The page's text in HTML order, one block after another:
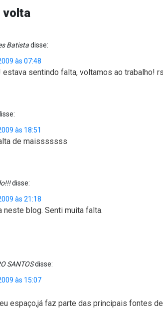
volta
Batistadisse:
às 07:48
estava sentindo falta, voltamos ao trabalho! rs
às 18:51
de maisssssss
disse:
às 21:18
neste blog. Senti muita falta.
SANTOSdisse:
às 15:07
espaço,já faz parte das principais fontes